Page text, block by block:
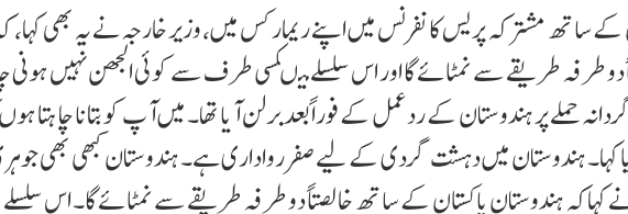
مشترکہ پریس کانفرنس میں اپنے ریمارکس میں، وزیر خارجہ نے یہ بھی کہا،
طرفہ طریقے سے نمٹائے گا اور اس سلسلے میںکسی طرف سے کوئی الجھن نہیں ہونی
حملے پر ہندوستان کے ردعمل کے فوراً بعد برلن آیا تھا۔ میں آپ کو بتانا چاہتا
کہا۔ ہندوستان میں دہشت گردی کے لیے صفر رواداری ہے۔ ہندوستان کبھی بھی
کہاکہ ہندوستان پاکستان کے ساتھ خالصتاً دو طرفہ طریقے سے نمٹائے گا۔ اس